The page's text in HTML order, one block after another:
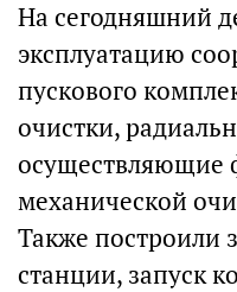
На сегодняшний
эксплуатацию
пускового
очистки,
осуществляющие
механической
Также построили
станции, запуск